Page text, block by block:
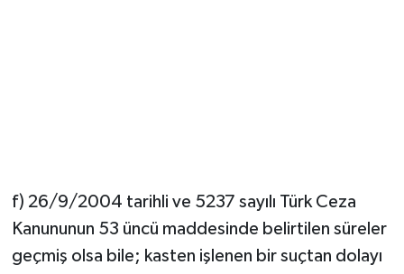
f) 26/9/2004 tarihli ve 5237 sayılı Türk Ceza
Kanununun 53 üncü maddesinde belirtilen süreler
geçmiş olsa bile; kasten işlenen bir suçtan dolayı